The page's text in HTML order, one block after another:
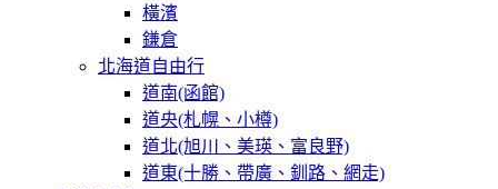
橫濱
鎌倉
北海道自由行
道南(函館)
道央(札幌、小樽)
道北(旭川、美瑛、富良野)
道東(十勝、帶廣、釧路、網走)